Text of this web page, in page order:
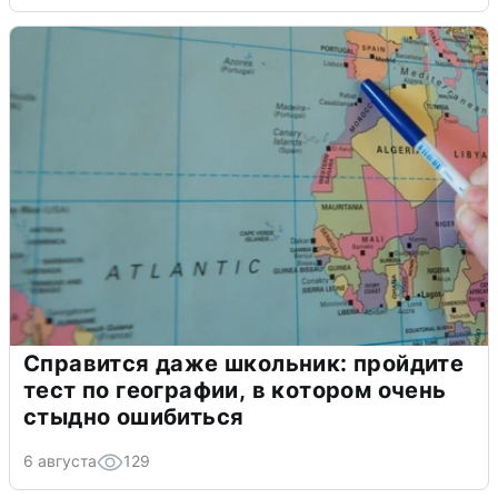
Справится даже школьник: пройдите
тест по географии, в котором очень
стыдно ошибиться
6 августа 129